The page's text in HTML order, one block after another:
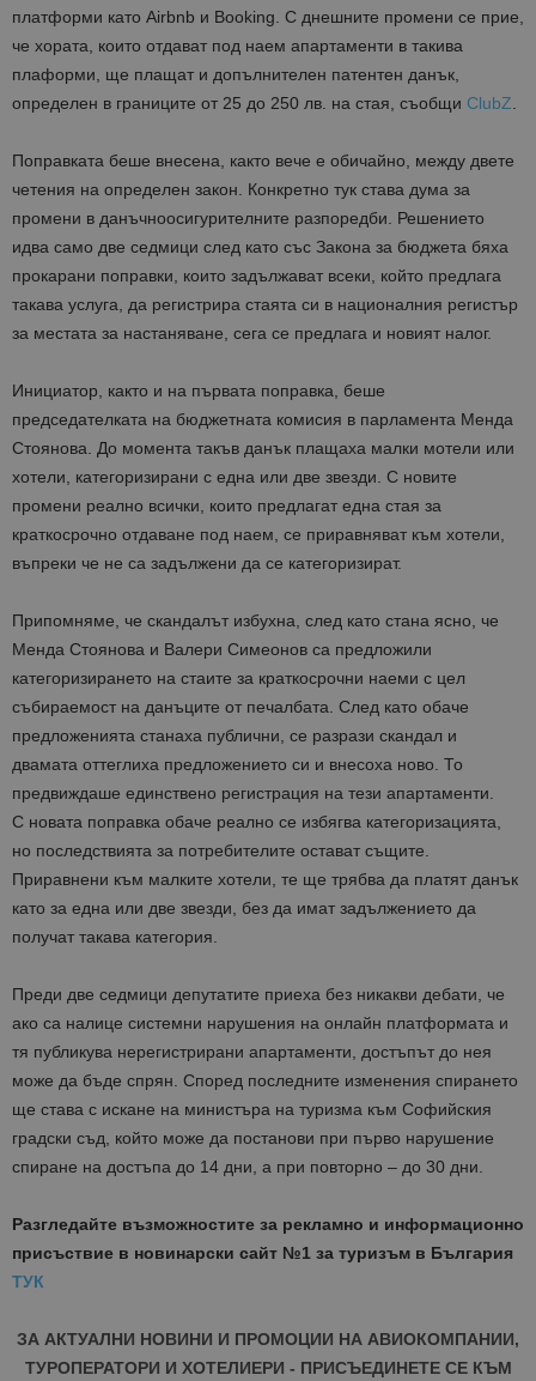
платформи като Airbnb и Booking. С днешните промени се прие,
че хората, които отдават под наем апартаменти в такива
плаформи, ще плащат и допълнителен патентен данък,
определен в границите от 25 до 250 лв. на стая, съобщи ClubZ.
Поправката беше внесена, както вече е обичайно, между двете
четения на определен закон. Конкретно тук става дума за
промени в данъчноосигурителните разпоредби. Решението
идва само две седмици след като със Закона за бюджета бяха
прокарани поправки, които задължават всеки, който предлага
такава услуга, да регистрира стаята си в националния регистър
за местата за настаняване, сега се предлага и новият налог.
Инициатор, както и на първата поправка, беше
председателката на бюджетната комисия в парламента Менда
Стоянова. До момента такъв данък плащаха малки мотели или
хотели, категоризирани с една или две звезди. С новите
промени реално всички, които предлагат една стая за
краткосрочно отдаване под наем, се приравняват към хотели,
въпреки че не са задължени да се категоризират.
Припомняме, че скандалът избухна, след като стана ясно, че
Менда Стоянова и Валери Симеонов са предложили
категоризирането на стаите за краткосрочни наеми с цел
събираемост на данъците от печалбата. След като обаче
предложенията станаха публични, се разрази скандал и
двамата оттеглиха предложението си и внесоха ново. То
предвиждаше единствено регистрация на тези апартаменти.
С новата поправка обаче реално се избягва категоризацията,
но последствията за потребителите остават същите.
Приравнени към малките хотели, те ще трябва да платят данък
като за една или две звезди, без да имат задължението да
получат такава категория.
Преди две седмици депутатите приеха без никакви дебати, че
ако са налице системни нарушения на онлайн платформата и
тя публикува нерегистрирани апартаменти, достъпът до нея
може да бъде спрян. Според последните изменения спирането
ще става с искане на министъра на туризма към Софийския
градски съд, който може да постанови при първо нарушение
спиране на достъпа до 14 дни, а при повторно – до 30 дни.
Разгледайте възможностите за рекламно и информационно
присъствие в новинарски сайт №1 за туризъм в България
ТУК
ЗА АКТУАЛНИ НОВИНИ И ПРОМОЦИИ НА АВИОКОМПАНИИ,
ТУРОПЕРАТОРИ И ХОТЕЛИЕРИ - ПРИСЪЕДИНЕТЕ СЕ КЪМ